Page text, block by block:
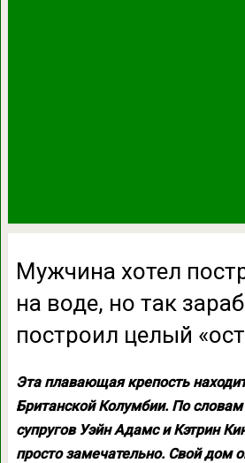
Мужчина хотел
на воде, но так
построил целый
Эта плавающая крепость
Британской Колумбии. По
супругов Уэйн Адамс и Кэтрин
просто замечательно. Свой дом